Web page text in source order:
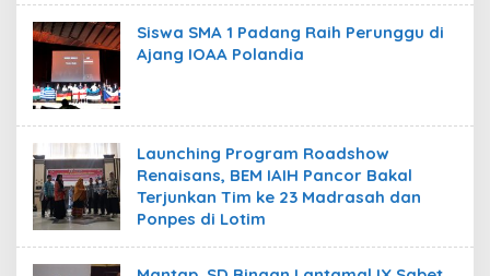
Siswa SMA 1 Padang Raih Perunggu di
Ajang IOAA Polandia
Launching Program Roadshow
Renaisans, BEM IAIH Pancor Bakal
Terjunkan Tim ke 23 Madrasah dan
Ponpes di Lotim